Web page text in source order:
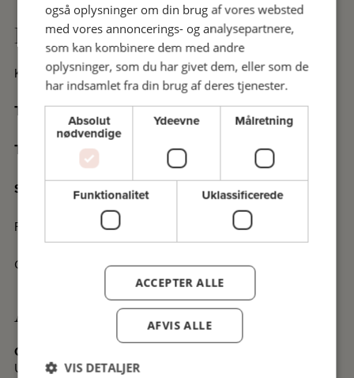
Praktisk
Kontakt sekretariatet
Til deltagere:Vilkår, tilmelding og afmelding
Til forelæsere: Praktiske oplysninger
Specialaftaler
Fakta om Folkeuniversitetet
Cookiedeklaration
Afdelinger
Odense
Undervisningssteder i Odense
også oplysninger om din brug af vores websted
med vores annoncerings- og analysepartnere,
som kan kombinere dem med andre
oplysninger, som du har givet dem, eller som de
har indsamlet fra din brug af deres tjenester.
Absolut
nødvendige
Ydeevne Målretning
Funktionalitet Uklassificerede
ACCEPTER ALLE
AFVIS ALLE
VIS DETALJER